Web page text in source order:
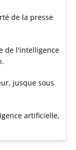
de la presse
de l'intelligence
jusque sous
artificielle,